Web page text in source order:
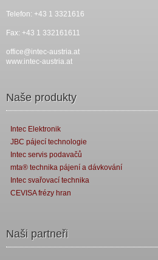
Telefon: +43 1 3321616
Fax: +43 1 332161611
office@intec-austria.at
www.intec-austria.at
Naše produkty
Intec Elektronik
JBC pájecí technologie
Intec servis podavačů
mta® technika pájení a dávkování
Intec svařovací technika
CEVISA frézy hran
Naši partneři